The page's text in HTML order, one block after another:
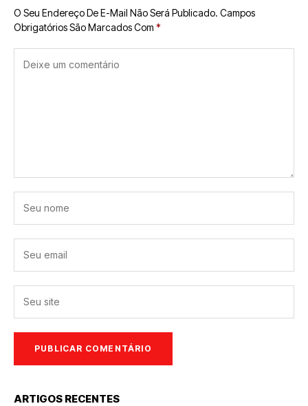
O Seu Endereço De E-Mail Não Será Publicado. Campos
Obrigatórios São Marcados Com *
ARTIGOS RECENTES